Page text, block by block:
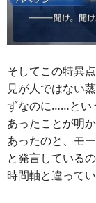
そしてこの特異
見が人ではない
ずなのに……とい
あったことが明
あったのと、モ
と発言している
時間軸と違って